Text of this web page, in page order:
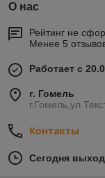
О нас
Рейтинг не
Менее 5
Работает с
г. Гомель
Контакты
Сегодня